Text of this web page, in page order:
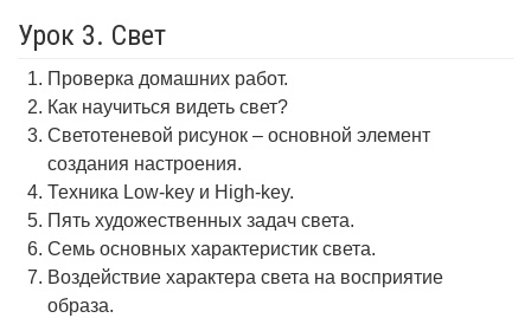
Урок 3. Свет
Проверка домашних работ.
Как научиться видеть свет?
Светотеневой рисунок – основной элемент
создания настроения.
Техника Low-key и High-key.
Пять художественных задач света.
Семь основных характеристик света.
Воздействие характера света на восприятие
образа.